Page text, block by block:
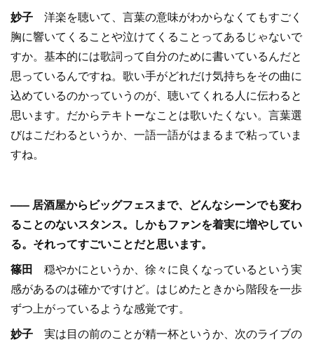
妙子 洋楽を聴いて、言葉の意味がわからなくてもすごく
胸に響いてくることや泣けてくることってあるじゃないで
すか。基本的には歌詞って自分のために書いているんだと
思っているんですね。歌い手がどれだけ気持ちをその曲に
込めているのかっていうのが、聴いてくれる人に伝わると
思います。だからテキトーなことは歌いたくない。言葉選
びはこだわるというか、一語一語がはまるまで粘っていま
すね。
––– 居酒屋からビッグフェスまで、どんなシーンでも変わ
ることのないスタンス。しかもファンを着実に増やしてい
る。それってすごいことだと思います。
篠田 穏やかにというか、徐々に良くなっているという実
感があるのは確かですけど。はじめたときから階段を一歩
ずつ上がっているような感覚です。
妙子 実は目の前のことが精一杯というか、次のライブの